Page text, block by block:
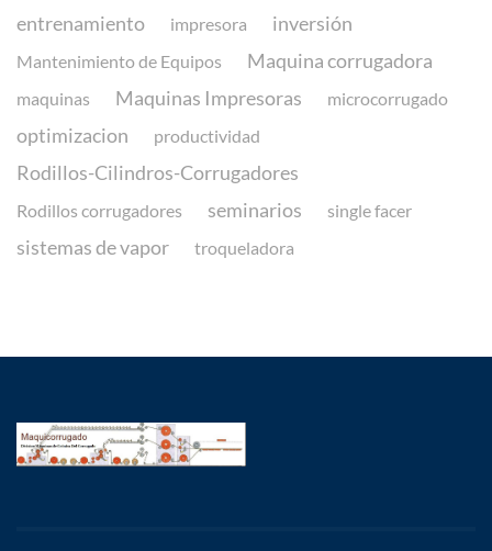
entrenamiento impresora inversión
Mantenimiento de Equipos Maquina corrugadora
maquinas Maquinas Impresoras microcorrugado
optimizacion productividad
Rodillos-Cilindros-Corrugadores
Rodillos corrugadores seminarios single facer
sistemas de vapor troqueladora